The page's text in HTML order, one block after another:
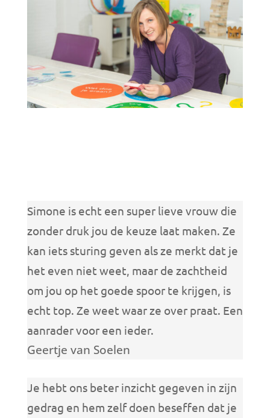
Simone is echt een super lieve vrouw die
zonder druk jou de keuze laat maken. Ze
kan iets sturing geven als ze merkt dat je
het even niet weet, maar de zachtheid
om jou op het goede spoor te krijgen, is
echt top. Ze weet waar ze over praat. Een
aanrader voor een ieder.
Geertje van Soelen
Je hebt ons beter inzicht gegeven in zijn
gedrag en hem zelf doen beseffen dat je